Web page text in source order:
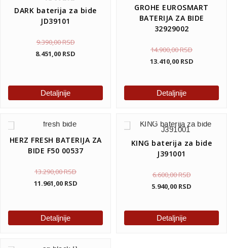
DARK baterija za bide
JD39101
9.390,00RSD
8.451,00 RSD
Detaljnije
GROHE EUROSMART
BATERIJA ZA BIDE
32929002
14.900,00RSD
13.410,00 RSD
Detaljnije
HERZ FRESH BATERIJA ZA
BIDE F50 00537
13.290,00RSD
11.961,00 RSD
Detaljnije
KING baterija za bide
J391001
6.600,00RSD
5.940,00 RSD
Detaljnije